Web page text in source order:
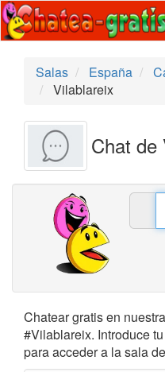
Salas
España
Vilablareix
Chat de
Chatear gratis en
#Vilablareix. Introduce
para acceder a la sala